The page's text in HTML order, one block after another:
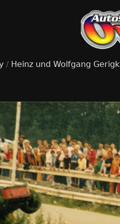
/ Heinz und Wolfgang Gerigk